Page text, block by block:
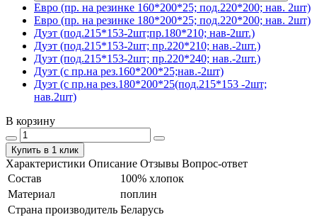
Евро (пр. на резинке 160*200*25; под.220*200; нав. 2шт)
Евро (пр. на резинке 180*200*25; под.220*200; нав. 2шт)
Дуэт (под.215*153-2шт;пр.180*210; нав-2шт.)
Дуэт (под.215*153-2шт; пр.220*210; нав.-2шт.)
Дуэт (под.215*153-2шт; пр.220*240; нав.-2шт.)
Дуэт (с пр.на рез.160*200*25;нав.-2шт)
Дуэт (с пр.на рез.180*200*25(под.215*153 -2шт;
нав.2шт)
В корзину
Купить в 1 клик
Характеристики Описание Отзывы Вопрос-ответ
Состав
100% хлопок
Материал
поплин
Страна производитель Беларусь